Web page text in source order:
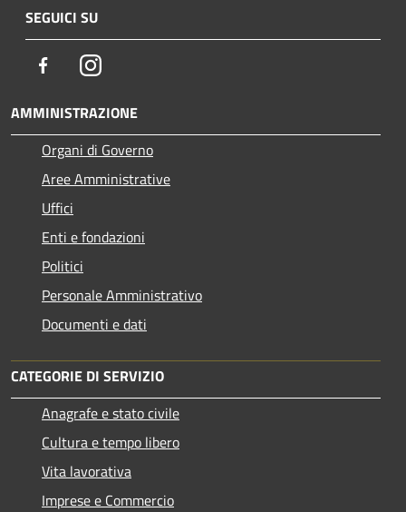
SEGUICI SU
FacebookInstagram
AMMINISTRAZIONE
Organi di Governo
Aree Amministrative
Uffici
Enti e fondazioni
Politici
Personale Amministrativo
Documenti e dati
CATEGORIE DI SERVIZIO
Anagrafe e stato civile
Cultura e tempo libero
Vita lavorativa
Imprese e Commercio